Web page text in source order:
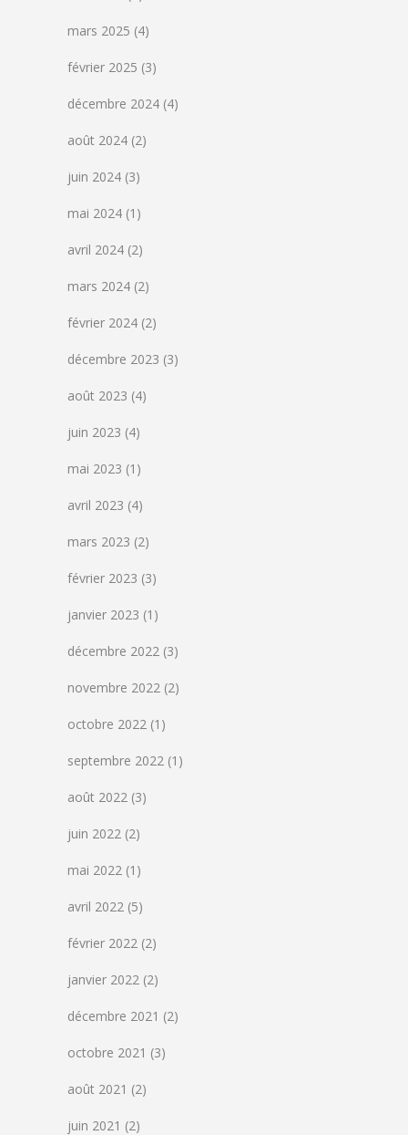
mars 2025 (4)
février 2025 (3)
décembre 2024 (4)
août 2024 (2)
juin 2024 (3)
mai 2024 (1)
avril 2024 (2)
mars 2024 (2)
février 2024 (2)
décembre 2023 (3)
août 2023 (4)
juin 2023 (4)
mai 2023 (1)
avril 2023 (4)
mars 2023 (2)
février 2023 (3)
janvier 2023 (1)
décembre 2022 (3)
novembre 2022 (2)
octobre 2022 (1)
septembre 2022 (1)
août 2022 (3)
juin 2022 (2)
mai 2022 (1)
avril 2022 (5)
février 2022 (2)
janvier 2022 (2)
décembre 2021 (2)
octobre 2021 (3)
août 2021 (2)
juin 2021 (2)